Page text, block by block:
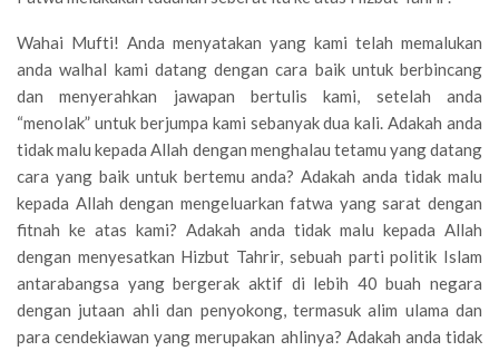
Wahai Mufti! Anda menyatakan yang kami telah memalukan
anda walhal kami datang dengan cara baik untuk berbincang
dan menyerahkan jawapan bertulis kami, setelah anda
“menolak” untuk berjumpa kami sebanyak dua kali. Adakah anda
tidak malu kepada Allah dengan menghalau tetamu yang datang
cara yang baik untuk bertemu anda? Adakah anda tidak malu
kepada Allah dengan mengeluarkan fatwa yang sarat dengan
fitnah ke atas kami? Adakah anda tidak malu kepada Allah
dengan menyesatkan Hizbut Tahrir, sebuah parti politik Islam
antarabangsa yang bergerak aktif di lebih 40 buah negara
dengan jutaan ahli dan penyokong, termasuk alim ulama dan
para cendekiawan yang merupakan ahlinya? Adakah anda tidak